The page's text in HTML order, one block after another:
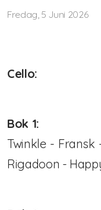
Fredag, 5 Juni 2026
Cello:
Bok 1:
Twinkle -
Rigadoon -
Brass Teacher